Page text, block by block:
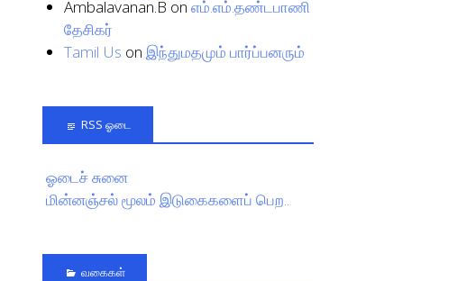
Ambalavanan.B onஎம்.எம்.தண்டபாணி
தேசிகர்
Tamil Us onஇந்துமதமும் பார்ப்பனரும்
RSS ஓடை
ஓடைச் சுனை
மின்னஞ்சல் மூலம் இடுகைகளைப் பெற..
வகைகள்